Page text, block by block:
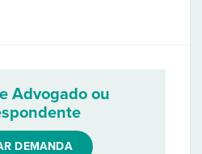
Advogado ou
DEMANDA